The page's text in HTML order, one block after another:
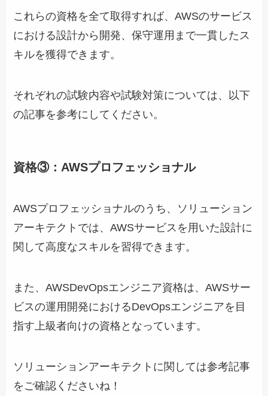
これらの資格を全て取得すれば、AWSのサービス
における設計から開発、保守運用まで一貫したス
キルを獲得できます。
それぞれの試験内容や試験対策については、以下
の記事を参考にしてください。
資格③：AWSプロフェッショナル
AWSプロフェッショナルのうち、ソリューション
アーキテクトでは、AWSサービスを用いた設計に
関して高度なスキルを習得できます。
また、AWSDevOpsエンジニア資格は、AWSサー
ビスの運用開発におけるDevOpsエンジニアを目
指す上級者向けの資格となっています。
ソリューションアーキテクトに関しては参考記事
をご確認くださいね！